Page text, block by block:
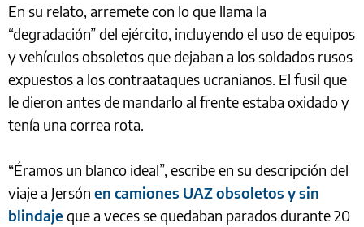
En su relato, arremete con lo que llama la
“degradación” del ejército, incluyendo el uso de equipos
y vehículos obsoletos que dejaban a los soldados rusos
expuestos a los contraataques ucranianos. El fusil que
le dieron antes de mandarlo al frente estaba oxidado y
tenía una correa rota.
“Éramos un blanco ideal”, escribe en su descripción del
viaje a Jersón en camiones UAZ obsoletos y sin
blindajeque a veces se quedaban parados durante 20